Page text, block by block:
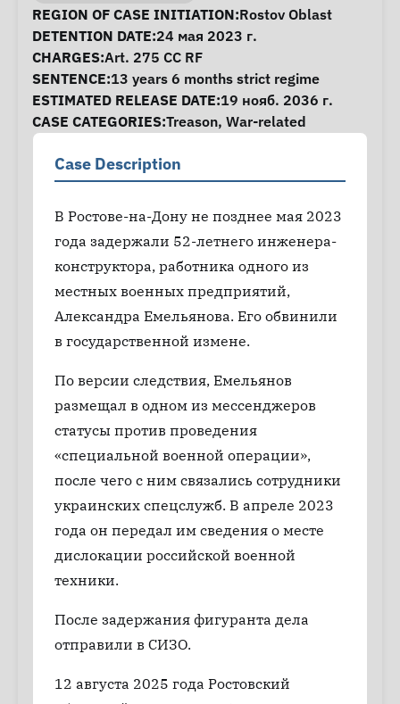
Case Information
REGION OF CASE INITIATION:Rostov Oblast
DETENTION DATE:24 мая 2023 г.
CHARGES:Art. 275 CC RF
SENTENCE:13 years 6 months strict regime
ESTIMATED RELEASE DATE:19 нояб. 2036 г.
CASE CATEGORIES:Treason, War-related
Case Description
В Ростове-на-Дону не позднее мая 2023
года задержали 52-летнего инженера-
конструктора, работника одного из
местных военных предприятий,
Александра Емельянова. Его обвинили
в государственной измене.
По версии следствия, Емельянов
размещал в одном из мессенджеров
статусы против проведения
«специальной военной операции»,
после чего с ним связались сотрудники
украинских спецслужб. В апреле 2023
года он передал им сведения о месте
дислокации российской военной
техники.
После задержания фигуранта дела
отправили в СИЗО.
12 августа 2025 года Ростовский